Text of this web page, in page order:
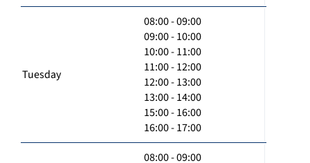
Tuesday
08:00 - 09:00
09:00 - 10:00
10:00 - 11:00
11:00 - 12:00
12:00 - 13:00
13:00 - 14:00
15:00 - 16:00
16:00 - 17:00
08:00 - 09:00